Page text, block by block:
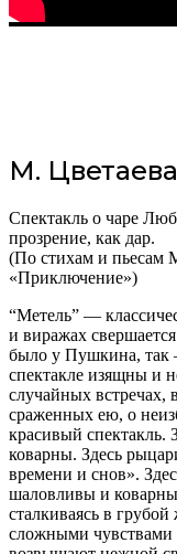
М.
Спектакль о чаре
прозрение, как дар.
(По стихам и пьесам
«Приключение»)
“Метель” —
и виражах
было у Пушкина, так
спектакле изящны и
случайных
сраженных ею, о
красивый спектакль.
коварны. Здесь
времени и снов».
шаловливы и
сталкиваясь в
сложными